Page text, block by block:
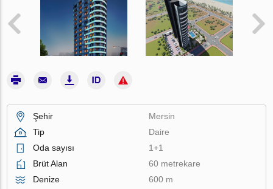
Şehir
Mersin
Tip
Daire
Oda sayısı
1+1
Brüt Alan
60 metrekare
Denize
600 m